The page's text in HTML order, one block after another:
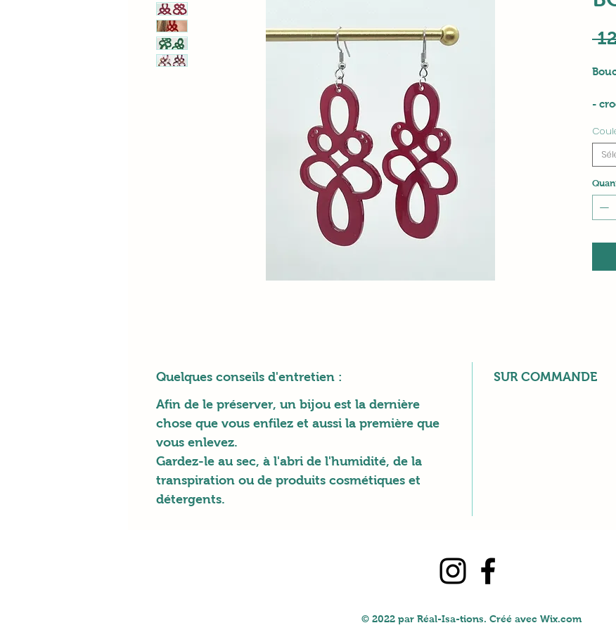
-
Quelques conseils d'entretien :
Afin de le préserver, un bijou est la dernière
chose que vous enfilez et aussi la première que
vous enlevez.
Gardez-le au sec, à l'abri de l'humidité, de la
transpiration ou de produits cosmétiques et
détergents.
SUR COMMANDE
© 2022 par Réal-Isa-tions. Créé avec Wix.com